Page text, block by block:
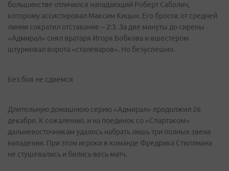
большинстве отличился нападающий Роберт Саболич,
которому ассистировал Максим Кицын. Его бросок от средней
линии сократил отставание – 2:3. За две минуты до сирены
«Адмирал» снял вратаря Игоря Бобкова и вшестером
штурмовал ворота «сталеваров». Но безуспешно.
Без боя не сдаемся
Длительную домашнюю серию «Адмирал» продолжил 26
декабря. К сожалению, и на поединок со «Спартаком»
дальневосточникам удалось набрать лишь три полных звена
нападения. При этом игроки в команде Фредрика Стиллмана
не стушевались и бились весь матч.